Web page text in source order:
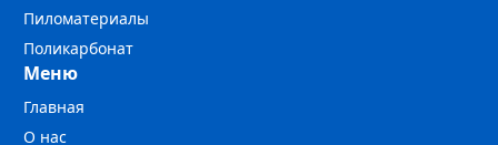
Пиломатериалы
Поликарбонат
Меню
Главная
О нас